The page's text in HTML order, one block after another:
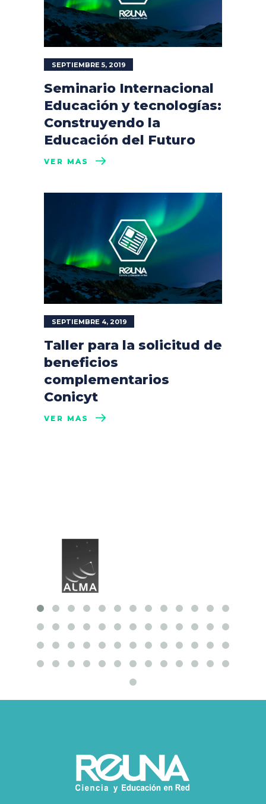
SEPTIEMBRE 5, 2019
Seminario Internacional
Educación y tecnologías:
Construyendo la
Educación del Futuro
VER MÁS
SEPTIEMBRE 4, 2019
Taller para la solicitud de
beneficios
complementarios
Conicyt
VER MÁS